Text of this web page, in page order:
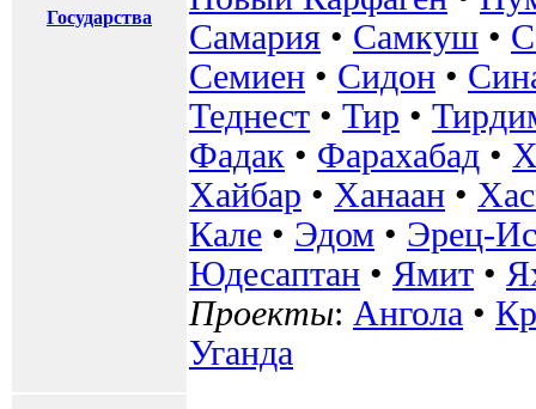
Государства
Самария • Самкуш •
Семиен • Сидон •
Теднест • Тир •
Фадак • Фарахабад •
Хайбар • Ханаан •
Кале • Эдом • Эрец-
Юдесаптан • Ямит •
Проекты: Ангола •
Уганда